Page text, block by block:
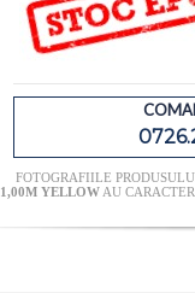
FOTOGRAFIILE
1,00M YELLOWAU